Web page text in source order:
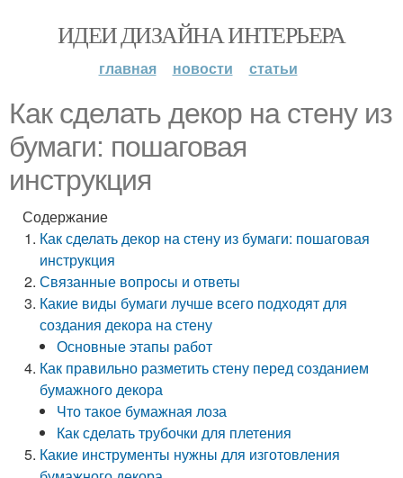
ИДЕИ ДИЗАЙНА ИНТЕРЬЕРА
главная новости статьи
Как сделать декор на стену из
бумаги: пошаговая
инструкция
Содержание
Как сделать декор на стену из бумаги: пошаговая
инструкция
Связанные вопросы и ответы
Какие виды бумаги лучше всего подходят для
создания декора на стену
Основные этапы работ
Как правильно разметить стену перед созданием
бумажного декора
Что такое бумажная лоза
Как сделать трубочки для плетения
Какие инструменты нужны для изготовления